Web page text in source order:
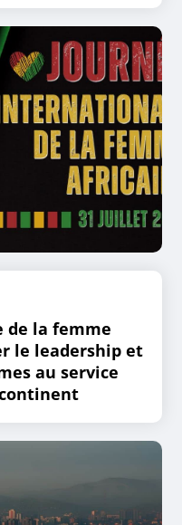
de la femme
le leadership et
au service